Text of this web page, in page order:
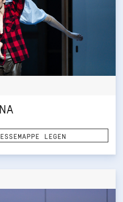
LEGEN